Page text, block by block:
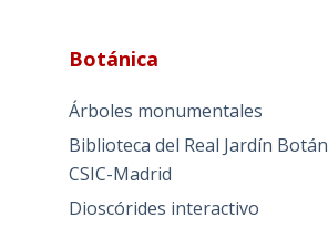
Botánica
Árboles monumentales
Biblioteca del Real Jardín
CSIC-Madrid
Dioscórides interactivo